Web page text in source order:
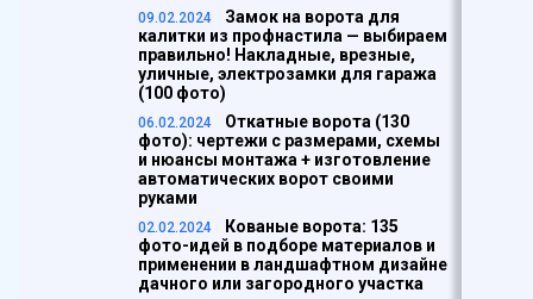
09.02.2024
Замок на ворота для
калитки из профнастила — выбираем
правильно! Накладные, врезные,
уличные, электрозамки для гаража
(100 фото)
06.02.2024
Откатные ворота (130
фото): чертежи с размерами, схемы
и нюансы монтажа + изготовление
автоматических ворот своими
руками
02.02.2024
Кованые ворота: 135
фото-идей в подборе материалов и
применении в ландшафтном дизайне
дачного или загородного участка